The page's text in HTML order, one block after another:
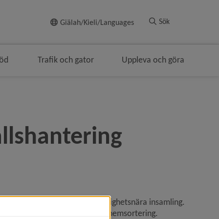
Giälah/Kieli/Languages Sök
Trafik och gator Uppleva och göra
enligt gällande lagkrav, fastighetsnära insamling.
hemma genom så kallad hemsortering.